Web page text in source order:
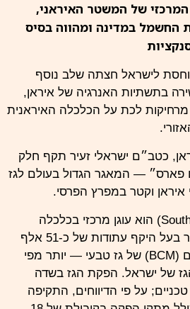
של המשטר האיראני,
מצריכת החשמל במדינה ומהווה בסיס
לישראל חצתה שלב נוסף
בתשתיות האנרגיה של איראן,
לכת על הכלכלה האיראנית
כטב״ם ישראלי זעיר תקף חלק
פארס״ — המאגר הגדול בעולם לגז
וקטר במפרץ הפרסי.
שדה דרום פארס (South Pars) הוא עוגן מרכזי בכלכלה
האיראנית. מדובר במאגר בעל היקף עתודות של כ-51 אלף
מיליארד מטרים מעוקבים (BCM) של גז טבעי — יותר מפי
של ישראל. הפקת הגז בשדה
על פי הדיווחים, התקיפה